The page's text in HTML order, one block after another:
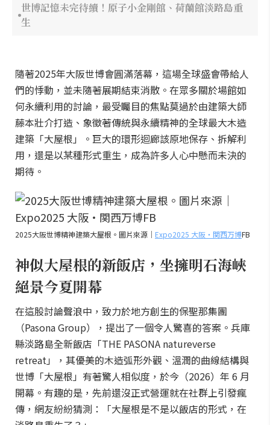
世博記憶未完待續！原子小金剛館、荷蘭館淡路島重
生
隨著2025年大阪世博會圓滿落幕，這場全球盛會帶給人
們的悸動，並未隨著展期結束消散。在眾多關於場館如
何永續利用的討論，最受矚目的焦點莫過於由建築大師
藤本壯介打造、象徵著傳統與永續精神的全球最大木造
建築「大屋根」。巨大的環形迴廊該原地保存、拆解利
用，還是以某種形式重生，成為許多人心中懸而未決的
期待。
2025大阪世博精神建築大屋根。圖片來源｜ Expo2025 大阪・関西万博FB
神似大屋根的新飯店，坐擁明石海峽
絕景今夏開幕
在這股討論聲浪中，致力於地方創生的保聖那集團
（Pasona Group），提出了一個令人驚喜的答案。兵庫
縣淡路島全新飯店「THE PASONA natureverse
retreat」，其優美的木造弧形外觀、溫潤的曲線結構與
世博「大屋根」有著驚人相似度，於今（2026）年 6 月
開幕。有趣的是，先前還沒正式營運就在社群上引發瘋
傳，網友紛紛猜測：「大屋根是不是以飯店的形式，在